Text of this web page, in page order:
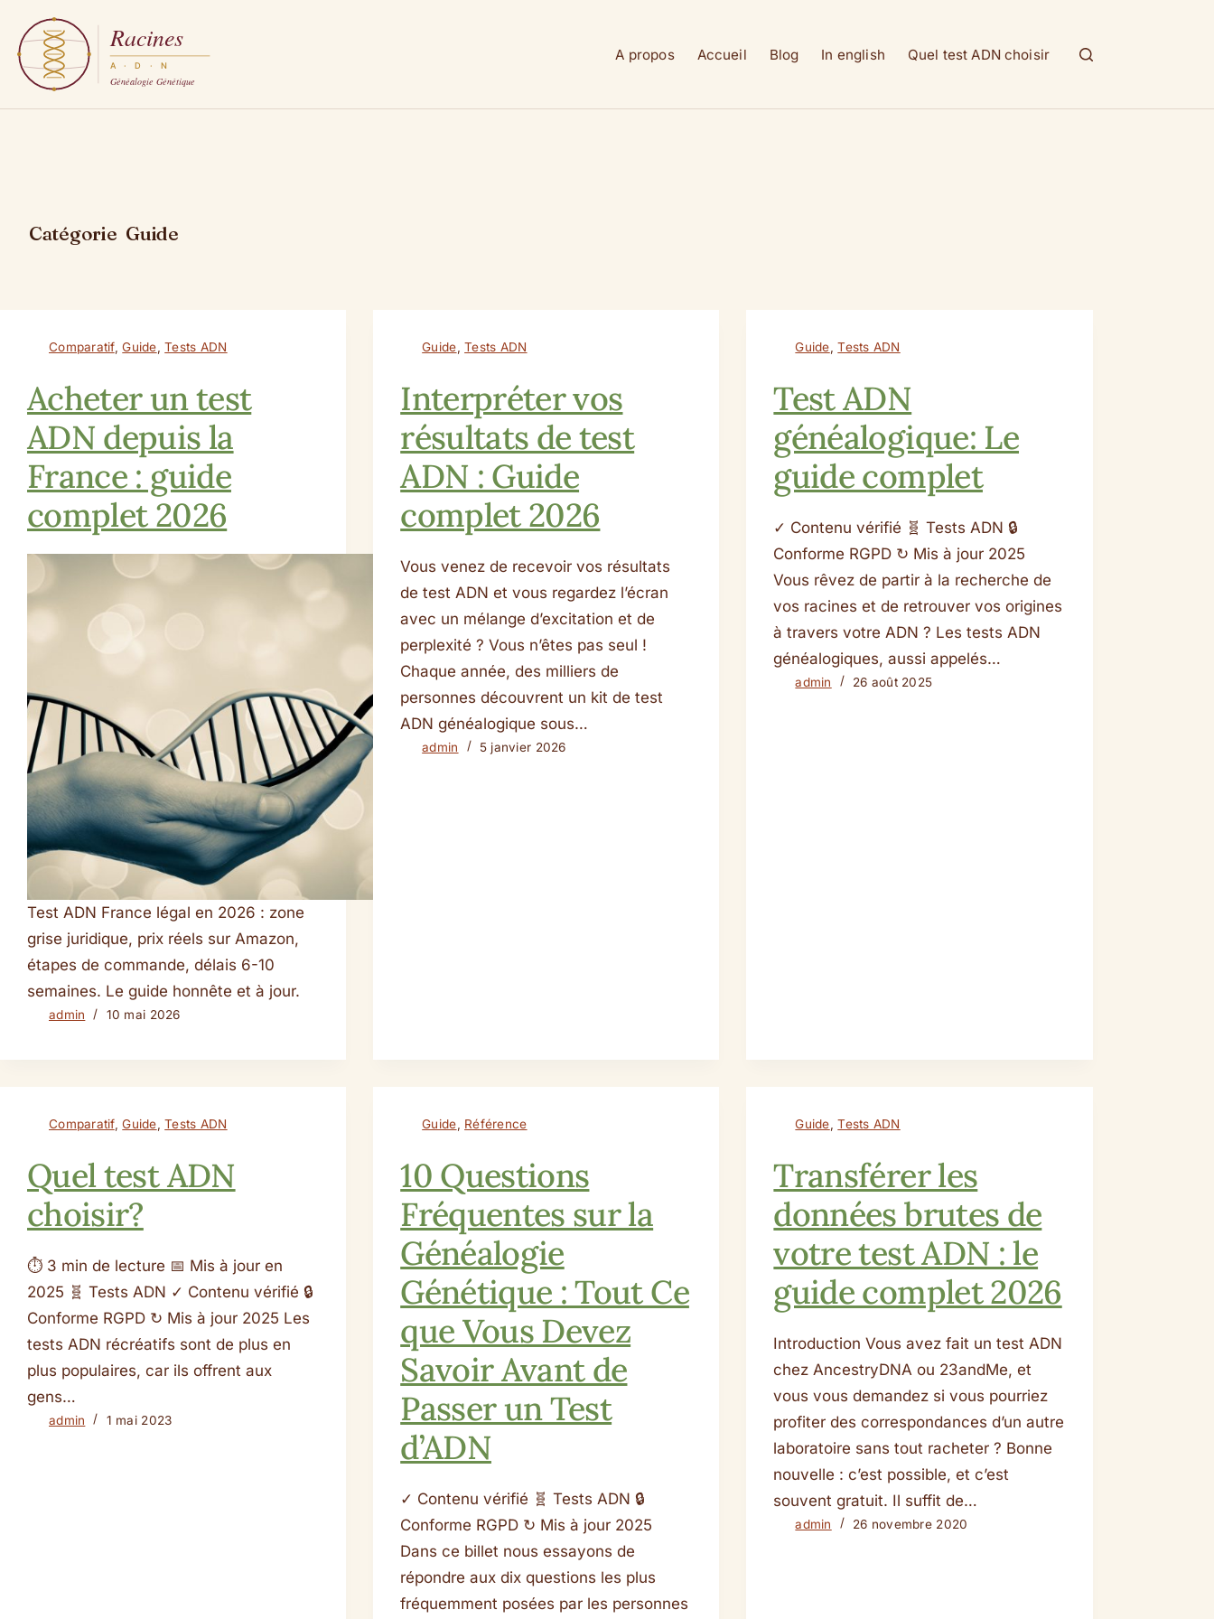
contenu
A propos Accueil Blog In english Quel test ADN choisir
Catégorie Guide
Comparatif,Guide ,Tests ADN
Acheter un test
ADN depuis la
France : guide
complet 2026
Test ADN France légal en 2026 : zone
grise juridique, prix réels sur Amazon,
étapes de commande, délais 6-10
semaines. Le guide honnête et à jour.
admin 10 mai 2026
Guide ,Tests ADN
Interpréter vos
résultats de test
ADN : Guide
complet 2026
Vous venez de recevoir vos résultats
de test ADN et vous regardez l’écran
avec un mélange d’excitation et de
perplexité ? Vous n’êtes pas seul !
Chaque année, des milliers de
personnes découvrent un kit de test
ADN généalogique sous…
admin 5 janvier 2026
Guide ,Tests ADN
Test ADN
généalogique: Le
guide complet
✓ Contenu vérifié 🧬 Tests ADN 🔒
Conforme RGPD ↻ Mis à jour 2025
Vous rêvez de partir à la recherche de
vos racines et de retrouver vos origines
à travers votre ADN ? Les tests ADN
généalogiques, aussi appelés…
admin 26 août 2025
Comparatif,Guide ,Tests ADN
Quel test ADN
choisir?
⏱ 3 min de lecture 📅 Mis à jour en
2025 🧬 Tests ADN ✓ Contenu vérifié 🔒
Conforme RGPD ↻ Mis à jour 2025 Les
tests ADN récréatifs sont de plus en
plus populaires, car ils offrent aux
gens…
admin 1 mai 2023
Guide Référence
10 Questions
Fréquentes sur la
Généalogie
Génétique : Tout Ce
que Vous Devez
Savoir Avant de
Passer un Test
d’ADN
✓ Contenu vérifié 🧬 Tests ADN 🔒
Conforme RGPD ↻ Mis à jour 2025
Dans ce billet nous essayons de
répondre aux dix questions les plus
fréquemment posées par les personnes
Guide ,Tests ADN
Transférer les
données brutes de
votre test ADN : le
guide complet 2026
Introduction Vous avez fait un test ADN
chez AncestryDNA ou 23andMe, et
vous vous demandez si vous pourriez
profiter des correspondances d’un autre
laboratoire sans tout racheter ? Bonne
nouvelle : c’est possible, et c’est
souvent gratuit. Il suffit de…
admin 26 novembre 2020